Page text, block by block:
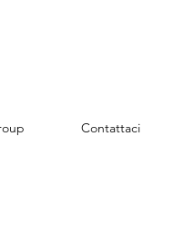
Contattaci